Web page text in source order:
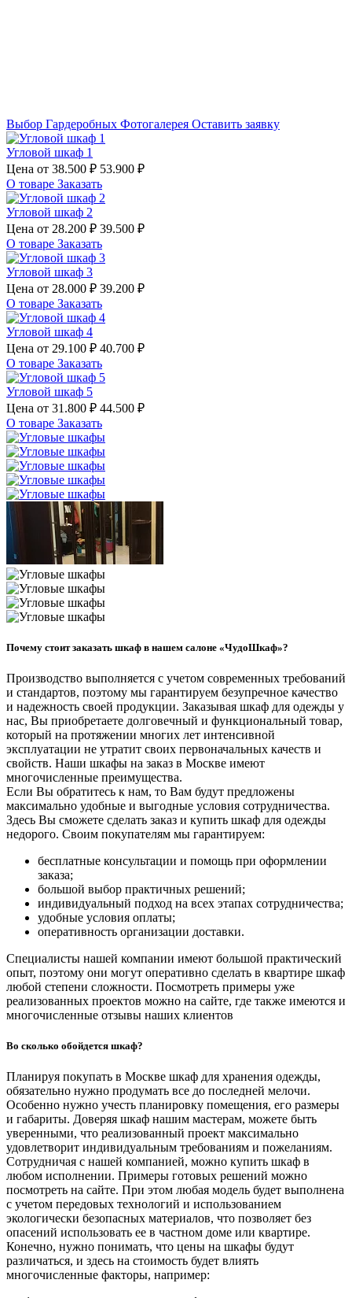
Выбор Гардеробных Фотогалерея Оставить заявку
Угловой шкаф 1
Цена от 38.500 ₽ 53.900 ₽
О товаре Заказать
Угловой шкаф 2
Цена от 28.200 ₽ 39.500 ₽
О товаре Заказать
Угловой шкаф 3
Цена от 28.000 ₽ 39.200 ₽
О товаре Заказать
Угловой шкаф 4
Цена от 29.100 ₽ 40.700 ₽
О товаре Заказать
Угловой шкаф 5
Цена от 31.800 ₽ 44.500 ₽
О товаре Заказать
Почему стоит заказать шкаф в нашем салоне «ЧудоШкаф»?
Производство выполняется с учетом современных требований
и стандартов, поэтому мы гарантируем безупречное качество
и надежность своей продукции. Заказывая шкаф для одежды у
нас, Вы приобретаете долговечный и функциональный товар,
который на протяжении многих лет интенсивной
эксплуатации не утратит своих первоначальных качеств и
свойств. Наши шкафы на заказ в Москве имеют
многочисленные преимущества.
Если Вы обратитесь к нам, то Вам будут предложены
максимально удобные и выгодные условия сотрудничества.
Здесь Вы сможете сделать заказ и купить шкаф для одежды
недорого. Своим покупателям мы гарантируем:
бесплатные консультации и помощь при оформлении
заказа;
большой выбор практичных решений;
индивидуальный подход на всех этапах сотрудничества;
удобные условия оплаты;
оперативность организации доставки.
Специалисты нашей компании имеют большой практический
опыт, поэтому они могут оперативно сделать в квартире шкаф
любой степени сложности. Посмотреть примеры уже
реализованных проектов можно на сайте, где также имеются и
многочисленные отзывы наших клиентов
Во сколько обойдется шкаф?
Планируя покупать в Москве шкаф для хранения одежды,
обязательно нужно продумать все до последней мелочи.
Особенно нужно учесть планировку помещения, его размеры
и габариты. Доверяя шкаф нашим мастерам, можете быть
уверенными, что реализованный проект максимально
удовлетворит индивидуальным требованиям и пожеланиям.
Сотрудничая с нашей компанией, можно купить шкаф в
любом исполнении. Примеры готовых решений можно
посмотреть на сайте. При этом любая модель будет выполнена
с учетом передовых технологий и использованием
экологически безопасных материалов, что позволяет без
опасений использовать ее в частном доме или квартире.
Конечно, нужно понимать, что цены на шкафы будут
различаться, и здесь на стоимость будет влиять
многочисленные факторы, например: